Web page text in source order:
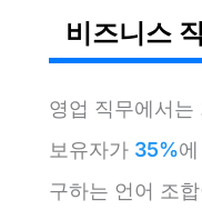
비즈니스
영업 직무에서는
보유자가 35%
구하는 언어 조